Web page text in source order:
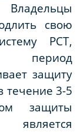
свою
РСТ,
период
защиту
течение 3-5
защиты
является